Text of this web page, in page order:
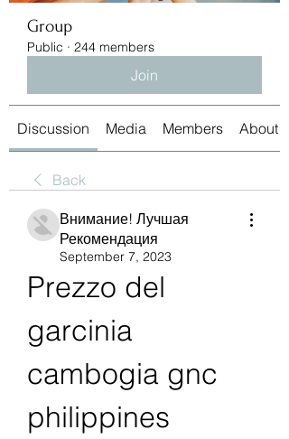
Group
Public · 244 members
Join
Discussion Media Members About
Back
Внимание! Лучшая
Рекомендация
September 7, 2023
Prezzo del
garcinia
cambogia gnc
philippines